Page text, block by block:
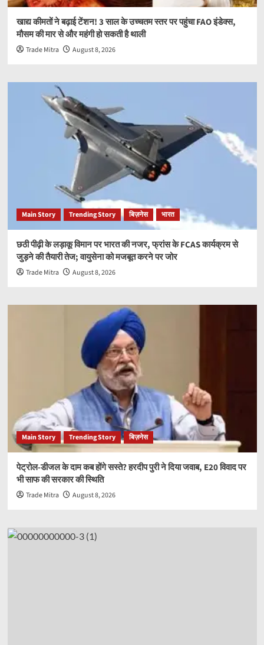
खाद्य कीमतों ने बढ़ाई टेंशन! 3 साल के उच्चतम स्तर पर पहुंचा FAO इंडेक्स,
मौसम की मार से और महंगी हो सकती है थाली
Trade Mitra August 8, 2026
Main Story Trending Story बिज़नेस भारत
छठी पीढ़ी के लड़ाकू विमान पर भारत की नजर, फ्रांस के FCAS कार्यक्रम से
जुड़ने की तैयारी तेज; वायुसेना को मजबूत करने पर जोर
Trade Mitra August 8, 2026
Main Story Trending Story बिज़नेस
पेट्रोल-डीजल के दाम कब होंगे सस्ते? हरदीप पुरी ने दिया जवाब, E20 विवाद पर
भी साफ की सरकार की स्थिति
Trade Mitra August 8, 2026